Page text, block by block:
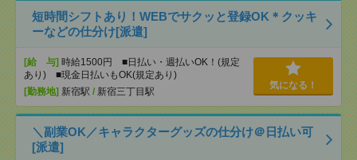
短時間シフトあり！WEBでサクッと登録OK＊クッキ
ーなどの仕分け[派遣]
[給 与] 時給1500円 ■日払い・週払いOK！(規定
あり) ■現金日払いもOK(規定あり)
[勤務地] 新宿駅 / 新宿三丁目駅
気になる！
＼副業OK／キャラクターグッズの仕分け＠日払い可
[派遣]